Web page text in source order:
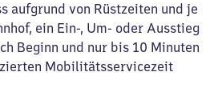
aufgrund von Rüstzeiten und je
ein Ein-, Um- oder Ausstieg
Beginn und nur bis 10 Minuten
Mobilitätsservicezeit